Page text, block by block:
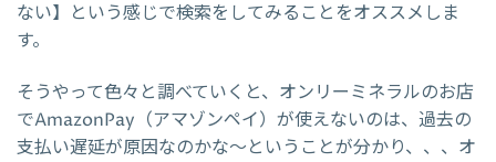
ない】という感じで検索をしてみることをオススメしま
す。
そうやって色々と調べていくと、オンリーミネラルのお店
でAmazonPay（アマゾンペイ）が使えないのは、過去の
支払い遅延が原因なのかな～ということが分かり、、、オ